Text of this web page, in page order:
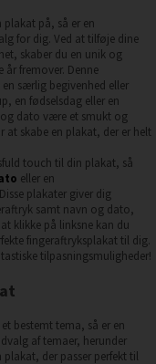
plakat på, så er en
for dig. Ved at tilføje dine
skaber du en unik og
fremover. Denne
særlig begivenhed eller
en fødselsdag eller en
dato være et smukt og
at skabe en plakat, der er helt
touch til din plakat, så
eller en
plakater giver dig
samt navn og dato,
klikke på linksne kan du
fingeraftryksplakat til dig.
tilpasningsmuligheder!
bestemt tema, så er en
af temaer, herunder
der passer perfekt til